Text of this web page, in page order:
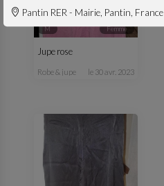
Pantin RER - Mairie, Pantin, France
M femme
Jupe rose
robe & jupe le 30 avr. 2023